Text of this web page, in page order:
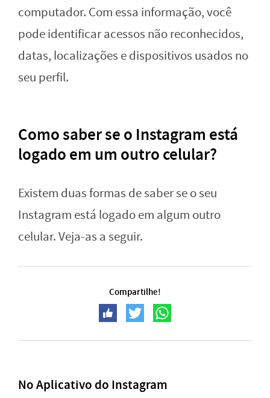
computador. Com essa informação, você
pode identificar acessos não reconhecidos,
datas, localizações e dispositivos usados no
seu perfil.
Como saber se o Instagram está
logado em um outro celular?
Existem duas formas de saber se o seu
Instagram está logado em algum outro
celular. Veja-as a seguir.
Compartilhe!
No Aplicativo do Instagram